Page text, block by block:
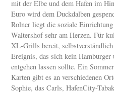
mit der Elbe und dem Hafen im
Euro wird dem Duckdalben
Rolner liegt die soziale
Waltershof sehr am Herzen. Für
XL-Grills bereit,
Ereignis, das sich kein Hamburger
entgehen lassen sollte. Ein
Karten gibt es an verschiedenen
Sophie, das Carls, HafenCity-